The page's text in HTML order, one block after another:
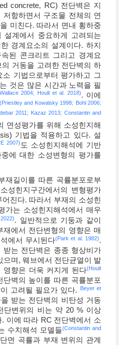
concrete, RC) 전단벽은 지
항하면서 구조물 전체의 연
미친다. 따라서 면내 횡하중
계에서 중요하게 고려되는
경계요소의 설계이다. 하지
된 콘크리트 그리고 경계요
거동을 고려한 전단벽의 하
기법으로부터 평가하고 그
것은 많은 시간과 노력을 필
2004; Hoult et al. 2018). 이에
(Priestley and Kowalsky 1998;
Bohl 2006;
2011; Kazaz 2013; Constantin and
연성평가를 위해 소성힌지해
기법을 적용하고 있다. 설
2007) 도 소성힌지해석에 기반
에 대한 소성변형의 평가를
재길이를 따른 곡률분포로부
성힌지구간에서의 변형평가
진다. 따라서 부재의 소성힌
가는 소성힌지해석에서 매우
. 일반적으로 기둥과 같이
에서 전단변형의 영향은 매
에서 무시된다(Park et al. 1982).
는 전단벽은 종종 형상비가
으며, 웨브에서 전단균열이 발
영향은 더욱 커지게 된다(Hoult
단벽의 높이를 따른 곡률분포
고려될 필요가 있다.
Beyer et
받는 전단벽의 비탄성 거동
단변위의 비는 약 20 % 이상
이에 따라 RC 전단벽에서 소
수치해석 모델들(Constantin and
면 곡률과 부재 변위의 관계